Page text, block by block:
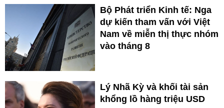
Bộ Phát triển Kinh tế: Nga
dự kiến tham vấn với Việt
Nam về miễn thị thực nhóm
vào tháng 8
Lý Nhã Kỳ và khối tài sản
khổng lồ hàng triệu USD